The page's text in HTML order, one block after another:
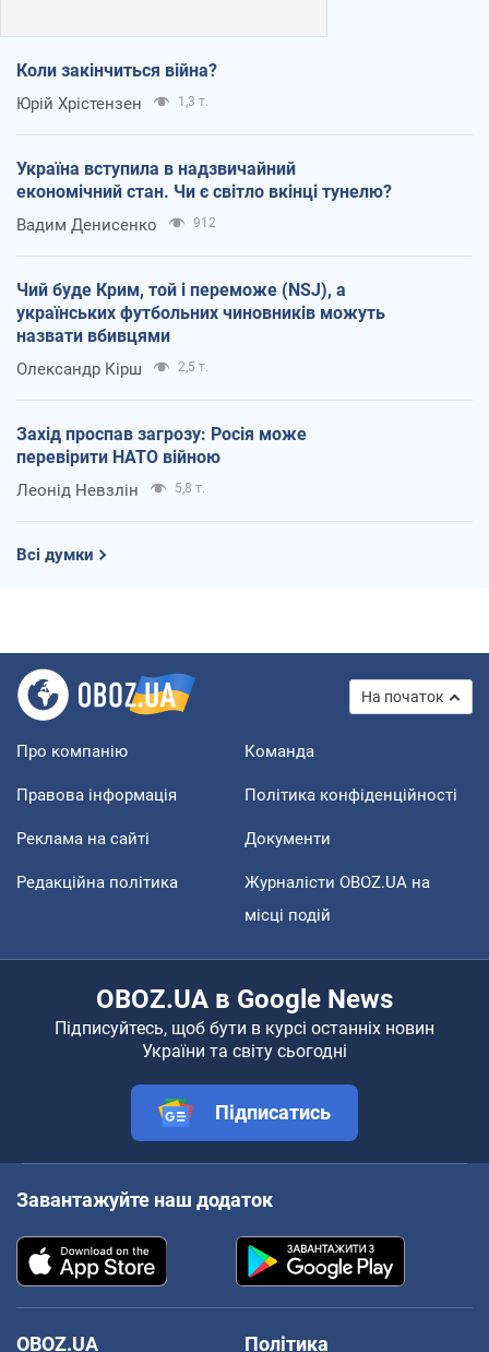
Коли закінчиться війна?
Юрій Хрістензен 1,3 т.
Україна вступила в надзвичайний
економічний стан. Чи є світло вкінці тунелю?
Вадим Денисенко 912
Чий буде Крим, той і переможе (NSJ), а
українських футбольних чиновників можуть
назвати вбивцями
Олександр Кірш 2,5 т.
Захід проспав загрозу: Росія може
перевірити НАТО війною
Леонід Невзлін 5,8 т.
Всі думки
На початок
Про компанію Команда
Правова інформація Політика конфіденційності
Реклама на сайті Документи
Редакційна політика
Журналісти OBOZ.UA на
місці подій
OBOZ.UA в Google News
Підписуйтесь, щоб бути в курсі останніх новин
України та світу сьогодні
Підписатись
Завантажуйте наш додаток
OBOZ.UA
Політика